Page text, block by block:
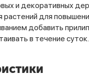
и декоративных
растений для
добавить
в течение